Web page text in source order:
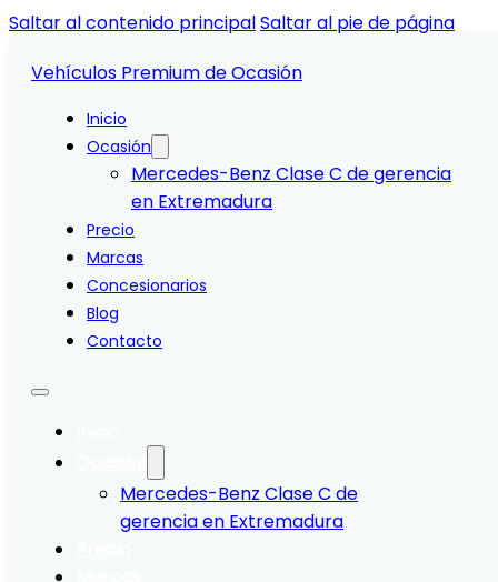
Saltar al contenido principalSaltar al pie de página
Vehículos Premium de Ocasión
Inicio
Ocasión
Mercedes-Benz Clase C de gerencia
en Extremadura
Precio
Marcas
Concesionarios
Blog
Contacto
Mercedes-Benz Clase C de
gerencia en Extremadura